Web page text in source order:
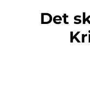
Det